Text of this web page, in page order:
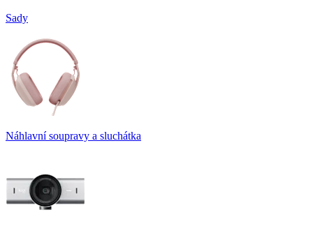
Sady
Náhlavní soupravy a sluchátka